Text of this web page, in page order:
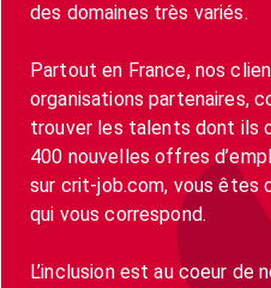
des domaines très variés.
Partout en France, nos
organisations partenaires,
trouver les talents dont ils
400 nouvelles offres
sur crit-job.com, vous êtes
qui vous correspond.
L’inclusion est au coeur de